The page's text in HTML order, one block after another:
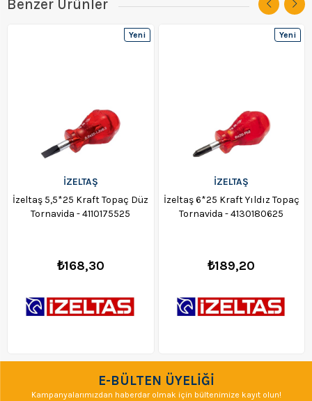
Benzer Ürünler
İZELTAŞ
İzeltaş 5,5*25 Kraft Topaç Düz
Tornavida - 4110175525
₺168,30
Yeni
İZELTAŞ
İzeltaş 6*25 Kraft Yıldız Topaç
Tornavida - 4130180625
₺189,20
Yeni
E-BÜLTEN ÜYELİĞİ
Kampanyalarımızdan haberdar olmak için bültenimize kayıt olun!